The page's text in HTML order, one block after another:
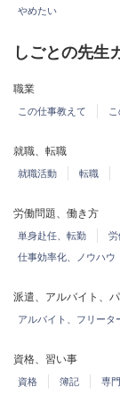
やめたい
しごとの先生
職業
この仕事教えて
就職、転職
就職活動 転職
労働問題、働き方
単身赴任、転勤 労
仕事効率化、ノウハウ
派遣、アルバイト、パ
アルバイト、フリータ
資格、習い事
資格 簿記 専